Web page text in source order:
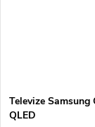
Televize Samsung
QLED